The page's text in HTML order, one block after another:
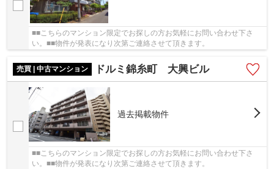
■■こちらのマンション限定でお探しの方お気軽にお問い合わせ下さ
い。■■物件が発表になり次第ご連絡させて頂きます。
売買 | 中古マンション ドルミ錦糸町 大興ビル
過去掲載物件
■■こちらのマンション限定でお探しの方お気軽にお問い合わせ下さ
い。■■物件が発表になり次第ご連絡させて頂きます。